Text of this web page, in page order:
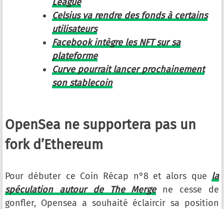
Celsius va rendre des fonds à certains
utilisateurs
Facebook intègre les NFT sur sa
plateforme
Curve pourrait lancer prochainement
son stablecoin
OpenSea ne supportera pas un
fork d’Ethereum
Pour débuter ce Coin Récap n°8 et alors que la
spéculation autour de The Mergene cesse de
gonfler, Opensea a souhaité éclaircir sa position